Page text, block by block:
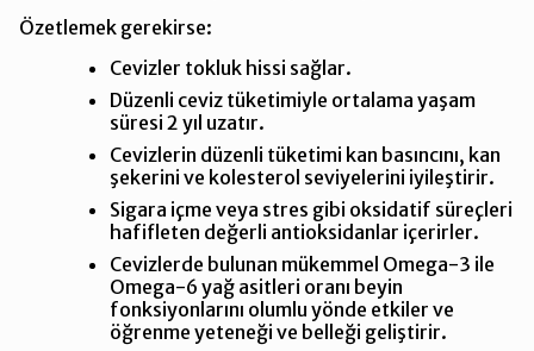
Özetlemek gerekirse:
Cevizler tokluk hissi sağlar.
Düzenli ceviz tüketimiyle ortalama yaşam
süresi 2 yıl uzatır.
Cevizlerin düzenli tüketimi kan basıncını, kan
şekerini ve kolesterol seviyelerini iyileştirir.
Sigara içme veya stres gibi oksidatif süreçleri
hafifleten değerli antioksidanlar içerirler.
Cevizlerde bulunan mükemmel Omega-3 ile
Omega-6 yağ asitleri oranı beyin
fonksiyonlarını olumlu yönde etkiler ve
öğrenme yeteneği ve belleği geliştirir.